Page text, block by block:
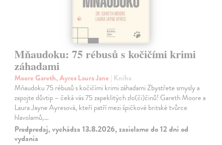
Mňaudoku: 75 rébusů s kočičími krimi
záhadami
Moore Gareth, Ayres Laura Jane | Kniha
Mňaudoku 75 rébusů s kočičími krimi záhadami Zbystřete smysly a
zapojte důvtip – čeká vás 75 zapeklitých zlo(či)činů! Gareth Moore a
Laura Jayne Ayresová, kteří patří mezi špičkové britské tvůrce
hlavolamů,…
Predpredaj, vychádza 13.8.2026, zasielame do 12 dní od
vydania